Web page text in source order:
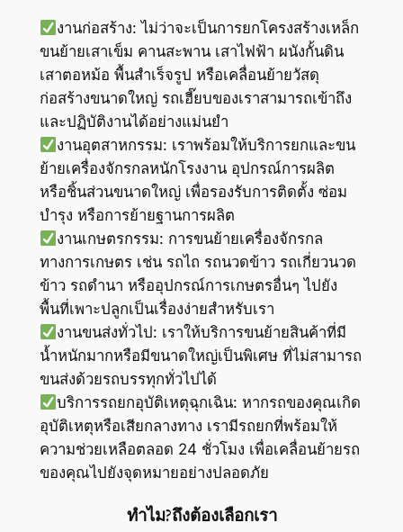
งานก่อสร้าง: ไม่ว่าจะเป็นการยกโครงสร้างเหล็ก
ขนย้ายเสาเข็ม คานสะพาน เสาไฟฟ้า ผนังกั้นดิน
เสาตอหม้อ พื้นสำเร็จรูป หรือเคลื่อนย้ายวัสดุ
ก่อสร้างขนาดใหญ่ รถเฮี๊ยบของเราสามารถเข้าถึง
และปฏิบัติงานได้อย่างแม่นยำ
งานอุตสาหกรรม: เราพร้อมให้บริการยกและขน
ย้ายเครื่องจักรกลหนักโรงงาน อุปกรณ์การผลิต
หรือชิ้นส่วนขนาดใหญ่ เพื่อรองรับการติดตั้ง ซ่อม
บำรุง หรือการย้ายฐานการผลิต
งานเกษตรกรรม: การขนย้ายเครื่องจักรกล
ทางการเกษตร เช่น รถไถ รถนวดข้าว รถเกี่ยวนวด
ข้าว รถดำนา หรืออุปกรณ์การเกษตรอื่นๆ ไปยัง
พื้นที่เพาะปลูกเป็นเรื่องง่ายสำหรับเรา
งานขนส่งทั่วไป: เราให้บริการขนย้ายสินค้าที่มี
น้ำหนักมากหรือมีขนาดใหญ่เป็นพิเศษ ที่ไม่สามารถ
ขนส่งด้วยรถบรรทุกทั่วไปได้
บริการรถยกอุบัติเหตุฉุกเฉิน: หากรถของคุณเกิด
อุบัติเหตุหรือเสียกลางทาง เรามีรถยกที่พร้อมให้
ความช่วยเหลือตลอด 24 ชั่วโมง เพื่อเคลื่อนย้ายรถ
ของคุณไปยังจุดหมายอย่างปลอดภัย
ทำไม?ถึงต้องเลือกเรา